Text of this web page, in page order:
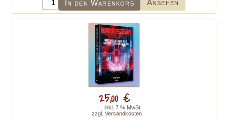
In den Warenkorb Ansehen
25,00 €
inkl. 7 % MwSt.
zzgl. Versandkosten